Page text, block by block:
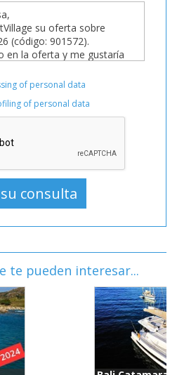
of personal data
of personal data
te pueden interesar...